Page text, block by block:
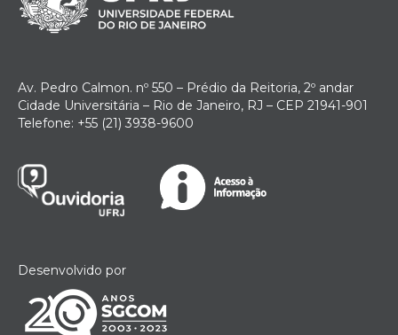
Av. Pedro Calmon. nº 550 – Prédio da Reitoria, 2º andar
Cidade Universitária – Rio de Janeiro, RJ – CEP 21941-901
Telefone: +55 (21) 3938-9600
Desenvolvido por